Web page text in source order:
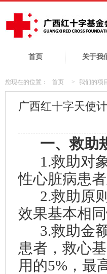
首页 关于我
您现在的位置： 首页 > 我们的项
广西红十字天使
一、救助
1.救助对
性心脏病患
2.救助原
效果基本相
3.救助金
患者，救心
用的5%，最